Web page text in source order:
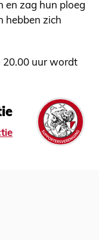
en zag hun ploeg
hebben zich
20.00 uur wordt